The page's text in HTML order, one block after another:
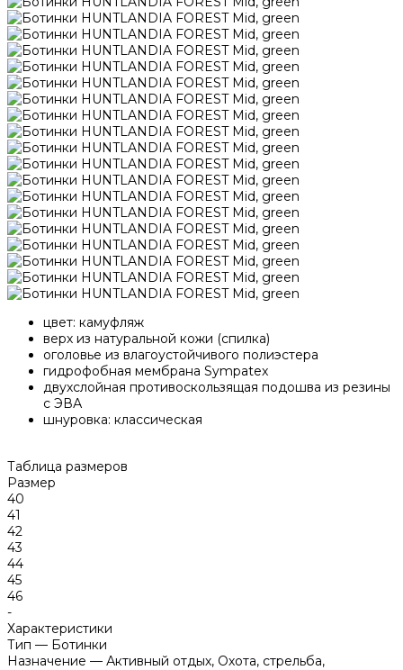
цвет: камуфляж
верх из натуральной кожи (спилка)
оголовье из влагоустойчивого полиэстера
гидрофобная мембрана Sympatex
двухслойная противоскользящая подошва из резины
с ЭВА
шнуровка: классическая
Таблица размеров
Размер
40
41
42
43
44
45
46
-
Характеристики
Тип — Ботинки
Назначение — Активный отдых, Охота, стрельба,